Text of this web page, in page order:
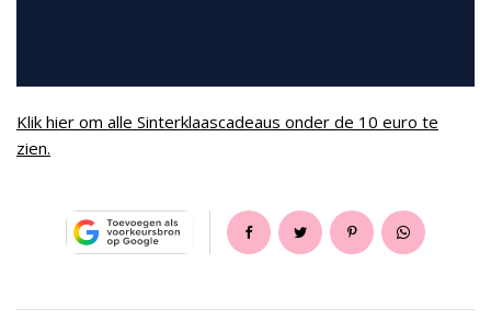
Klik hier om alle Sinterklaascadeaus onder de 10 euro te
zien.